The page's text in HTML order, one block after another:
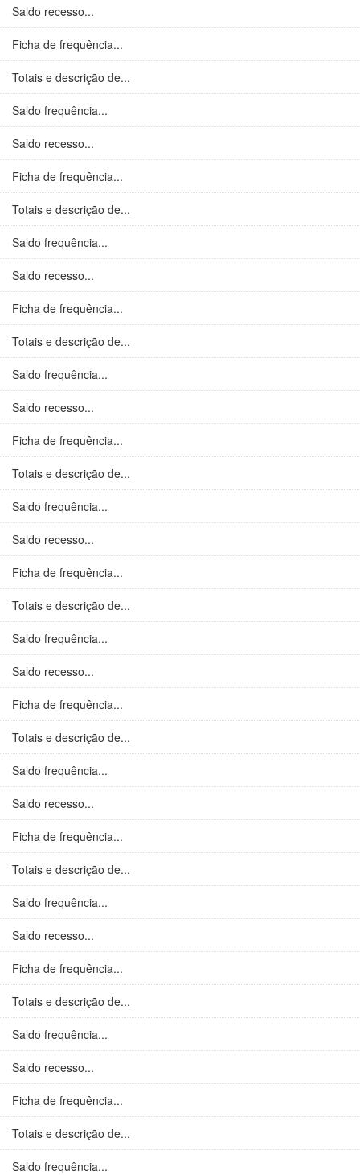
Saldo recesso...
Ficha de frequência...
Totais e descrição de...
Saldo frequência...
Saldo recesso...
Ficha de frequência...
Totais e descrição de...
Saldo frequência...
Saldo recesso...
Ficha de frequência...
Totais e descrição de...
Saldo frequência...
Saldo recesso...
Ficha de frequência...
Totais e descrição de...
Saldo frequência...
Saldo recesso...
Ficha de frequência...
Totais e descrição de...
Saldo frequência...
Saldo recesso...
Ficha de frequência...
Totais e descrição de...
Saldo frequência...
Saldo recesso...
Ficha de frequência...
Totais e descrição de...
Saldo frequência...
Saldo recesso...
Ficha de frequência...
Totais e descrição de...
Saldo frequência...
Saldo recesso...
Ficha de frequência...
Totais e descrição de...
Saldo frequência...